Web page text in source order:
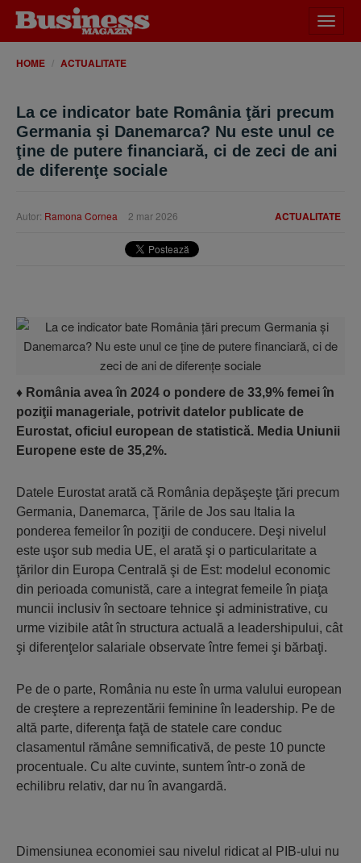
meniu
HOME ACTUALITATE
La ce indicator bate România ţări precum
Germania şi Danemarca? Nu este unul ce
ţine de putere financiară, ci de zeci de ani
de diferenţe sociale
ACTUALITATE
Autor: Ramona Cornea 2 mar 2026
♦ România avea în 2024 o pondere de 33,9% femei în
poziţii manageriale, potrivit datelor publicate de
Eurostat, oficiul european de statistică. Media Uniunii
Europene este de 35,2%.
Datele Eurostat arată că România depăşeşte ţări precum
Germania, Danemarca, Ţările de Jos sau Italia la
ponderea femeilor în poziţii de conducere. Deşi nivelul
este uşor sub media UE, el arată şi o particularitate a
ţărilor din Europa Centrală şi de Est: modelul economic
din perioada comunistă, care a integrat femeile în piaţa
muncii inclusiv în sectoare tehnice şi administrative, cu
urme vizibile atât în structura actuală a leadershipului, cât
şi diferenţelor salariale observate între femei şi bărbaţi.
Pe de o parte, România nu este în urma valului european
de creştere a reprezentării feminine în leadership. Pe de
altă parte, diferenţa faţă de statele care conduc
clasamentul rămâne semnificativă, de peste 10 puncte
procentuale. Cu alte cuvinte, suntem într-o zonă de
echilibru relativ, dar nu în avangardă.
Dimensiunea economiei sau nivelul ridicat al PIB-ului nu